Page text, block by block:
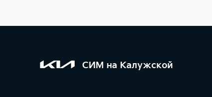
СИМ на Калужской